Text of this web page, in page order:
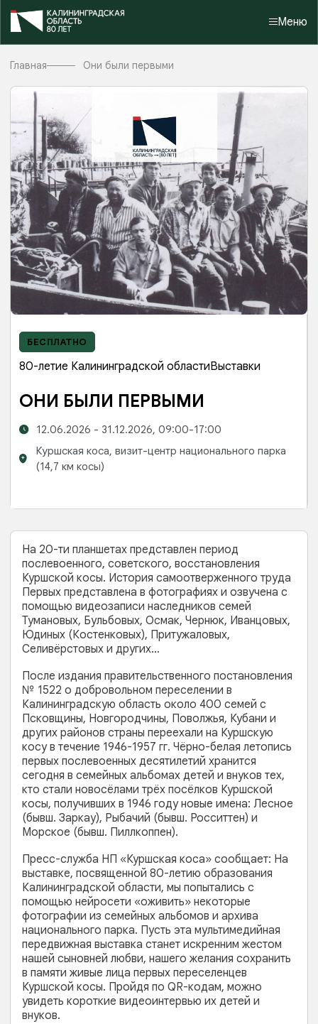
Меню
Главная Они были первыми
БЕСПЛАТНО
80-летие Калининградской областиВыставки
ОНИ БЫЛИ ПЕРВЫМИ
12.06.2026 - 31.12.2026, 09:00-17:00
Куршская коса, визит-центр национального парка
(14,7 км косы)
На 20-ти планшетах представлен период
послевоенного, советского, восстановления
Куршской косы. История самоотверженного труда
Первых представлена в фотографиях и озвучена с
помощью видеозаписи наследников семей
Тумановых, Бульбовых, Осмак, Чернюк, Иванцовых,
Юдиных (Костенковых), Притужаловых,
Селивёрстовых и других…
После издания правительственного постановления
№ 1522 о добровольном переселении в
Калининградскую область около 400 семей с
Псковщины, Новгородчины, Поволжья, Кубани и
других районов страны переехали на Куршскую
косу в течение 1946-1957 гг. Чёрно-белая летопись
первых послевоенных десятилетий хранится
сегодня в семейных альбомах детей и внуков тех,
кто стали новосёлами трёх посёлков Куршской
косы, получивших в 1946 году новые имена: Лесноe
(бывш. Заркау), Рыбачий (бывш. Росситтен) и
Морское (бывш. Пиллкоппен).
Пресс-служба НП «Куршская коса» сообщает: На
выставке, посвященной 80-летию образования
Калининградской области, мы попытались с
помощью нейросети «оживить» некоторые
фотографии из семейных альбомов и архива
национального парка. Пусть эта мультимедийная
передвижная выставка станет искренним жестом
нашей сыновней любви, нашего желания сохранить
в памяти живые лица первых переселенцев
Куршской косы. Пройдя по QR-кодам, можно
увидеть короткие видеоинтервью их детей и
внуков.